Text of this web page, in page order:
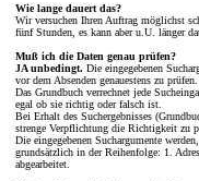
Wie lange dauert das?
Wir versuchen Ihren Auftrag möglichst
fünf Stunden, es kann aber u.U. länger
Muß ich die Daten genau prüfen?
JA unbedingt. Die eingegebenen
vor dem Absenden genauestens zu prüfen.
Das Grundbuch verrechnet jede
egal ob sie richtig oder falsch ist.
Bei Erhalt des Suchergebnisses
strenge Verpflichtung die Richtigkeit zu
Die eingegebenen Suchargumente
grundsätzlich in der Reihenfolge: 1.
abgearbeitet.